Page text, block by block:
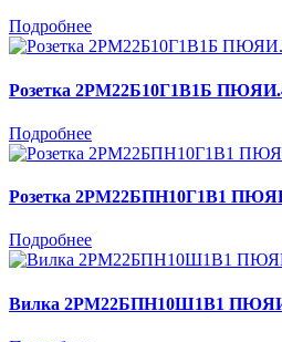
Подробнее
Розетка 2РМ22Б10Г1В1Б
Подробнее
Розетка 2РМ22БПН10Г1В1
Подробнее
Вилка 2РМ22БПН10Ш1В1